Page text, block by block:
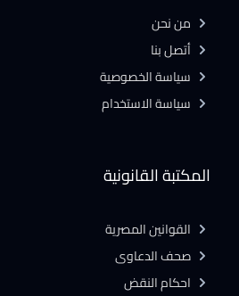
المكتبة القانونية
القوانين المصرية
صحف الدعاوى
احكام النقض
من نحن
أتصل بنا
سياسة الخصوصية
سياسة الاستخدام